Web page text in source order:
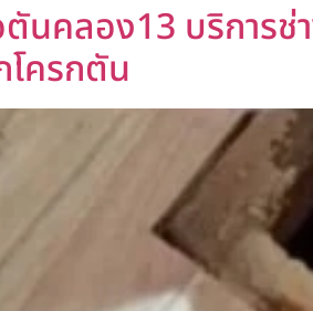
นคลอง13 บริการช่
โครกตัน